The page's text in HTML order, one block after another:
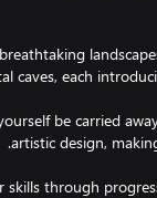
be carried
skills through